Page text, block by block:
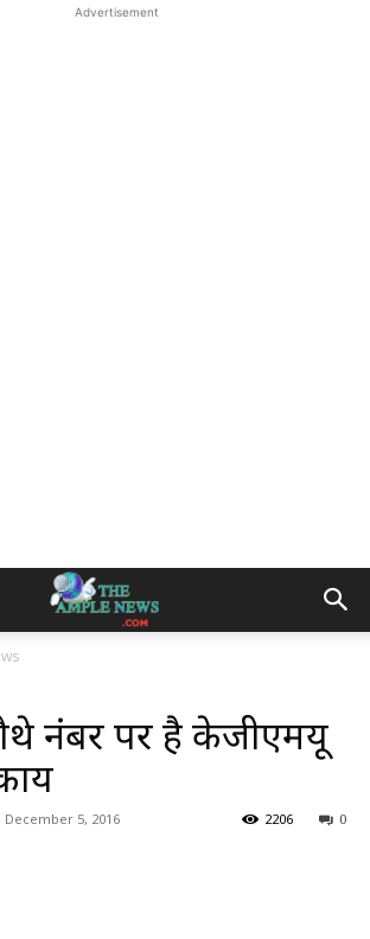
Advertisement
नंबर पर है केजीएमयू
December 5, 2016 0
2206